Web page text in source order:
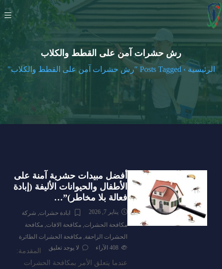
رش حشرات آمن على القطط والكلاب
الرئيسية › Posts Tagged "رش حشرات آمن على القطط والكلاب"
أفضل مبيدات حشرية آمنة على
الأطفال والحيوانات الأليفة (إبادة
فعالة بلا مخاطر)”…
يناير 7, 2026 ابادة حشرات, شركة
مكافحة الحشرات,مكافحة الافات,مكافحة
الحشرات الزاحفة,مكافحة الحشرات الطائرة
لا يوجد تعليق
408 الآراء
المقدمة:
عندما يتعلق الأمر بمكافحة الحشرات